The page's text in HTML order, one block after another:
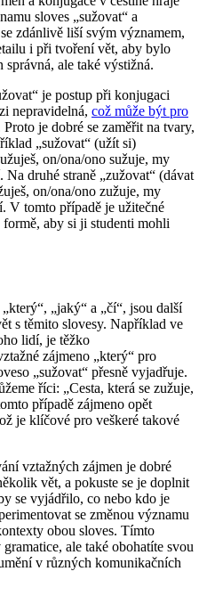
sloves „sužovat“ a
zdánlivě liší svým významem,
i při tvoření vět, aby bylo
správná, ale také výstižná.
je postup při konjugaci
nepravidelná, což může být pro
Proto je dobré se zaměřit na tvary,
„sužovat“ (užít si)
on/ona/ono sužuje, my
druhé straně „zužovat“ (dávat
on/ona/ono zužuje, my
V tomto případě je užitečné
aby si ji studenti mohli
„jaký“ a „čí“, jsou další
s těmito slovesy. Například ve
lidí, je těžko
zájmeno „který“ pro
„sužovat“ přesně vyjadřuje.
říci: „Cesta, která se zužuje,
případě zájmeno opět
je klíčové pro veškeré takové
vztažných zájmen je dobré
vět, a pokuste se je doplnit
se vyjádřilo, co nebo kdo je
se změnou významu
obou sloves. Tímto
ale také obohatíte svou
v různých komunikačních